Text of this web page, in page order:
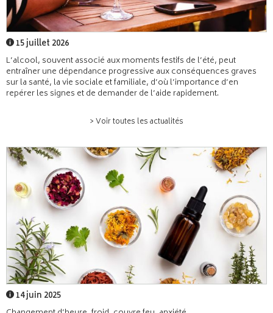
15 juillet 2026
L’alcool, souvent associé aux moments festifs de l’été, peut
entraîner une dépendance progressive aux conséquences graves
sur la santé, la vie sociale et familiale, d’où l’importance d’en
repérer les signes et de demander de l’aide rapidement.
> Voir toutes les actualités
14 juin 2025